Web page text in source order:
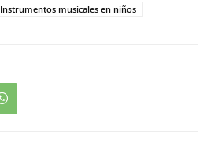
Instrumentos musicales en niños